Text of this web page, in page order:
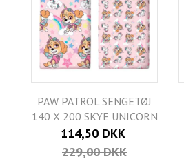
PAW PATROL SENGETØJ
140 X 200 SKYE UNICORN
114,50 DKK
229,00 DKK